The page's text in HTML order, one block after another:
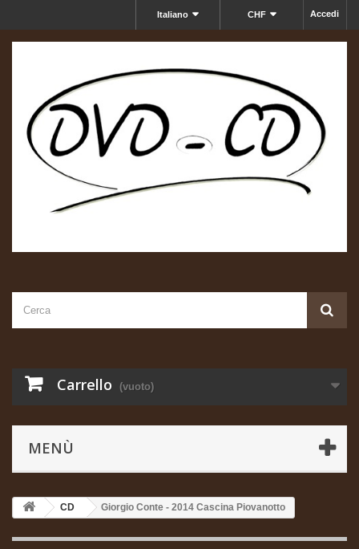
Accedi
CHF
Italiano
Carrello (vuoto)
MENÙ
CD Giorgio Conte - 2014 Cascina Piovanotto